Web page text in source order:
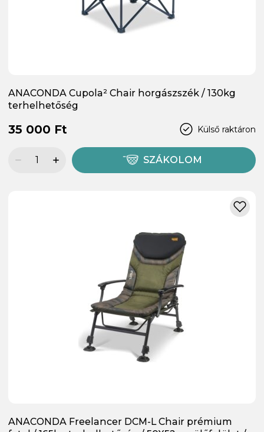
ANACONDA Cupola² Chair horgászszék / 130kg
terhelhetőség
Külső raktáron
35 000 Ft
SZÁKOLOM
ANACONDA Freelancer DCM-L Chair prémium